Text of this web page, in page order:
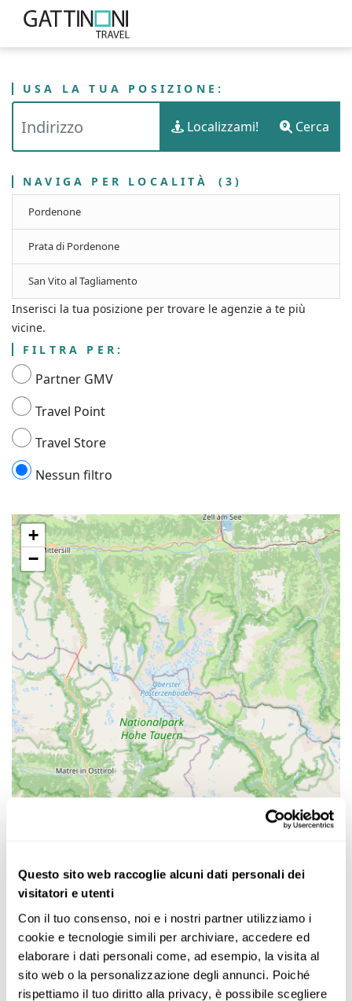
Questo sito web raccoglie alcuni dati personali dei
visitatori e utenti
Con il tuo consenso, noi e i nostri partner utilizziamo i
cookie e tecnologie simili per archiviare, accedere ed
elaborare i dati personali come, ad esempio, la visita al
sito web o la personalizzazione degli annunci. Poiché
rispettiamo il tuo diritto alla privacy, è possibile scegliere
GATTINONI TRAVEL - PROVINCIA DI PORDENONE
USA LA TUA POSIZIONE:
Localizzami! Cerca
NAVIGA PER LOCALITÀ (3)
Pordenone
Prata di Pordenone
San Vito al Tagliamento
Inserisci la tua posizione per trovare le agenzie a te più
vicine.
FILTRA PER:
Partner GMV
Travel Point
Travel Store
Nessun filtro
+
−